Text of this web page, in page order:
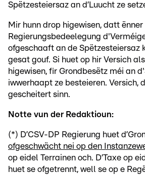
Spëtzesteiersaz an d’Luucht ze
Mir hunn drop higewisen, datt ënner
Regierungsbedeelegung
ofgeschaaft an de Spëtzesteiersaz
gesat gouf. Si huet op hir Versich
higewisen, fir Grondbesëtz méi an
iwwerhaapt ze besteieren. Versich,
gescheitert sinn.
Notte vun der Redaktioun:
(*) D’CSV-DP Regierung huet
ofgeschwächt nei op den
op eidel Terrainen och. D’Taxe op
huet se ofgetrennt, well se op e